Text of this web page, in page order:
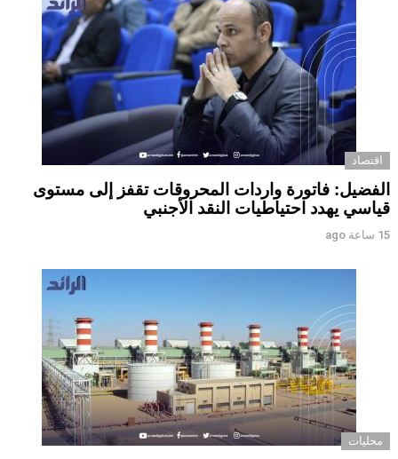
اقتصاد
الفضيل: فاتورة واردات المحروقات تقفز إلى مستوى
قياسي يهدد احتياطيات النقد الأجنبي
15 ساعة ago
محليات